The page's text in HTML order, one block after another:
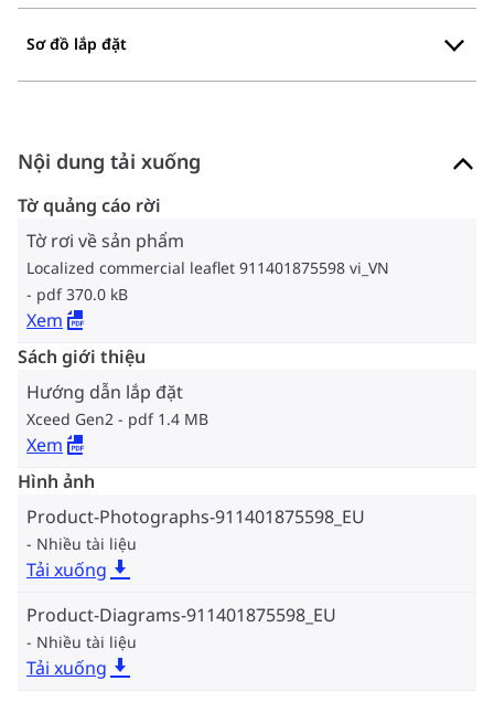
Sơ đồ lắp đặt
Nội dung tải xuống
Tờ quảng cáo rời
Tờ rơi về sản phẩm
Localized commercial leaflet 911401875598 vi_VN
pdf 370.0 kB
Xem
Sách giới thiệu
Hướng dẫn lắp đặt
Xceed Gen2 pdf 1.4 MB
Xem
Hình ảnh
Product-Photographs-911401875598_EU
Nhiều tài liệu
Tải xuống
Product-Diagrams-911401875598_EU
Nhiều tài liệu
Tải xuống